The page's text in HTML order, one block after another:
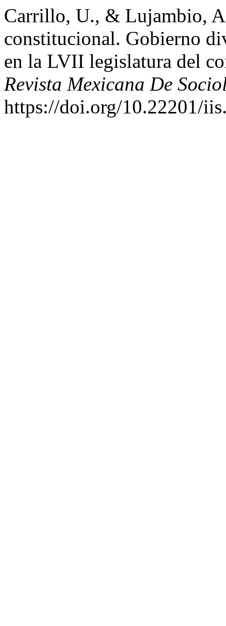
Carrillo, U., & Lujambio,
constitucional. Gobierno
en la LVII legislatura del
Revista Mexicana De
https://doi.org/10.22201/